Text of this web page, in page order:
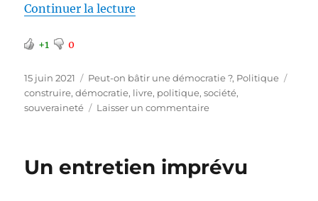
Continuer la lecture
+1 0
Publié
le
15 juin 2021 Catégories
Peut-on bâtir une démocratie ?, Politique
construire,démocratie, livre, politique,société,
souveraineté
Laisser un commentairesur
l’université
Un entretien imprévu